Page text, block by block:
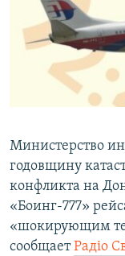
ПОБЕДИТЕЛЕЙ НЕ
ELIFBE
УКРАИНСКАЯ
ПРИСОЕДИНЯЙТЕСЬ!
Министерство
годовщину
конфликта на
«Боинг-777»
«шокирующим
сообщаетРадіо